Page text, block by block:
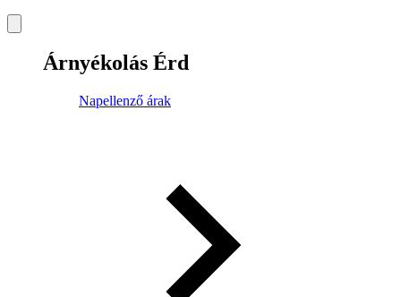
Árnyékolás Érd
Napellenző árak